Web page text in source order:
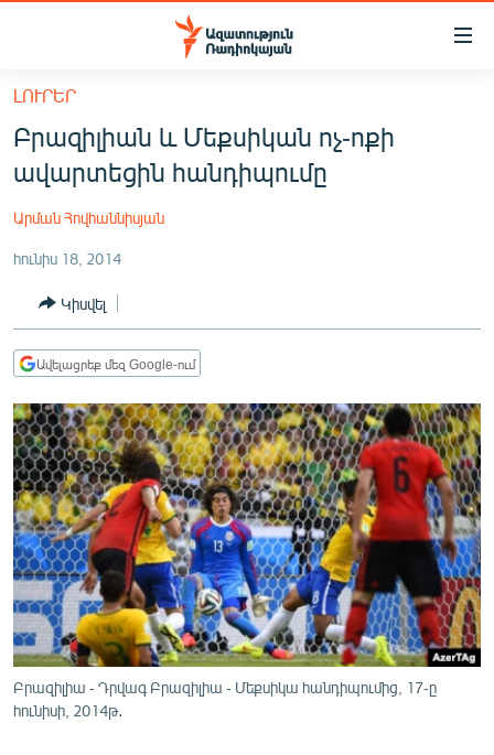
Մատչելիության
հիմնական
բովանդակությանը
Անցնել
հիմնական
մենյուին
ՀԱՅԱՍՏԱՆ
ՔԱՂԱՔԱԿԱՆ
ԸՆՏՐՈՒԹՅՈՒՆՆԵՐ 2026
ԻՐԱՎՈՒՆՔ
ՀԱՍԱՐԱԿՈՒԹՅՈՒՆ
ՏՆՏԵՍՈՒԹՅՈՒՆ
ՊԱՏԵՐԱԶՄԻ 6 ՇԱԲԱԹՆԵՐԸ
ՏԱՐԱԾԱՇՐՋԱՆ
ՄԻՋԱԶԳԱՅԻՆ
ՄՇԱԿՈՒՅԹ
ՍՊՈՐՏ
ՄԵԿՆԱԲԱՆՈՒԹՅՈՒՆ
ՏՏ ԵՒ ԻՆՏԵՐՆԵՏ
ԿՈՐՈՆԱՎԻՐՈՒՍ
ԼՈՒՐԵՐ
Բրազիլիան և Մեքսիկան ոչ-ոքի
ավարտեցին հանդիպումը
Արման Հովհաննիսյան
հունիս 18, 2014
Կիսվել
Ավելացրեք մեզ Google-ում
Բրազիլիա - Դրվագ Բրազիլիա - Մեքսիկա հանդիպումից, 17-ը
հունիսի, 2014թ․